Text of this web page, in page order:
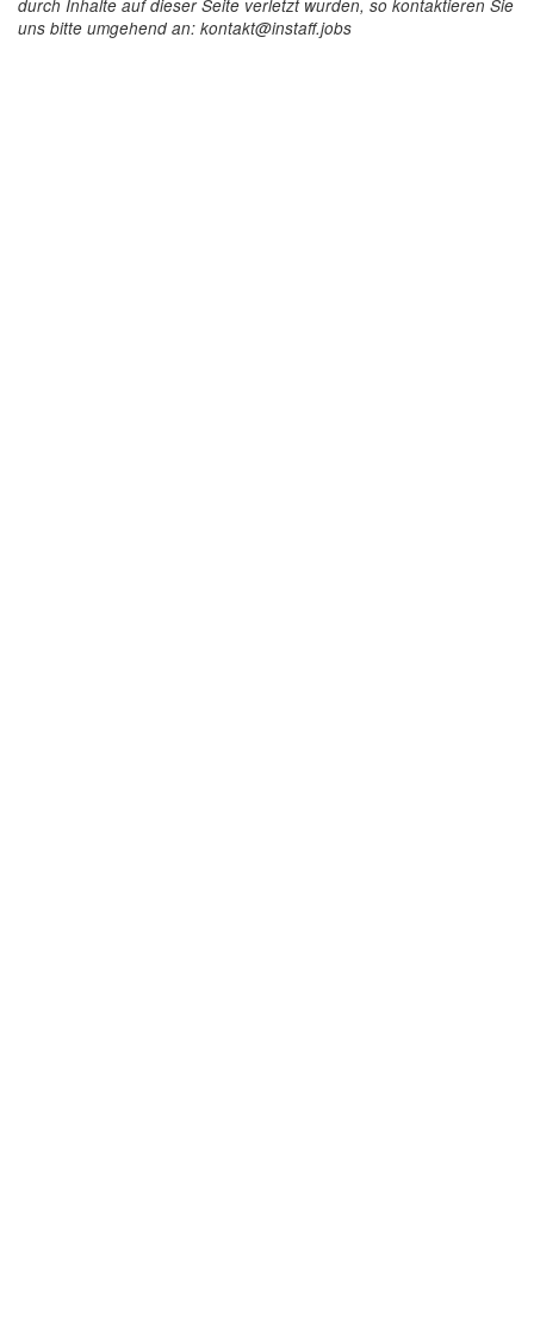
durch Inhalte auf dieser Seite verletzt wurden, so kontaktieren Sie
uns bitte umgehend an: kontakt@instaff.jobs